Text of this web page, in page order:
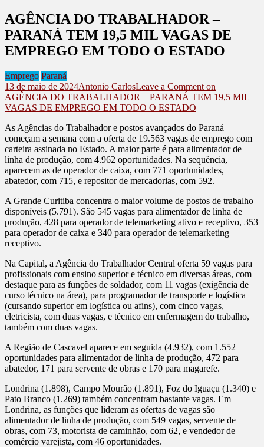
AGÊNCIA DO TRABALHADOR –
PARANÁ TEM 19,5 MIL VAGAS DE
EMPREGO EM TODO O ESTADO
Emprego Paraná
13 de maio de 2024Antonio CarlosLeave a Comment on
AGÊNCIA DO TRABALHADOR – PARANÁ TEM 19,5 MIL
VAGAS DE EMPREGO EM TODO O ESTADO
As Agências do Trabalhador e postos avançados do Paraná
começam a semana com a oferta de 19.563 vagas de emprego com
carteira assinada no Estado. A maior parte é para alimentador de
linha de produção, com 4.962 oportunidades. Na sequência,
aparecem as de operador de caixa, com 771 oportunidades,
abatedor, com 715, e repositor de mercadorias, com 592.
A Grande Curitiba concentra o maior volume de postos de trabalho
disponíveis (5.791). São 545 vagas para alimentador de linha de
produção, 428 para operador de telemarketing ativo e receptivo, 353
para operador de caixa e 340 para operador de telemarketing
receptivo.
Na Capital, a Agência do Trabalhador Central oferta 59 vagas para
profissionais com ensino superior e técnico em diversas áreas, com
destaque para as funções de soldador, com 11 vagas (exigência de
curso técnico na área), para programador de transporte e logística
(cursando superior em logística ou afins), com cinco vagas,
eletricista, com duas vagas, e técnico em enfermagem do trabalho,
também com duas vagas.
A Região de Cascavel aparece em seguida (4.932), com 1.552
oportunidades para alimentador de linha de produção, 472 para
abatedor, 171 para servente de obras e 170 para magarefe.
Londrina (1.898), Campo Mourão (1.891), Foz do Iguaçu (1.340) e
Pato Branco (1.269) também concentram bastante vagas. Em
Londrina, as funções que lideram as ofertas de vagas são
alimentador de linha de produção, com 549 vagas, servente de
obras, com 73, motorista de caminhão, com 62, e vendedor de
comércio varejista, com 46 oportunidades.